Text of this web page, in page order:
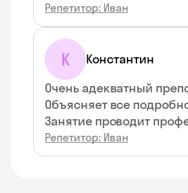
Репетитор: Иван
К
Константин
Очень адекватный
Объясняет все
Занятие проводит
Репетитор: Иван